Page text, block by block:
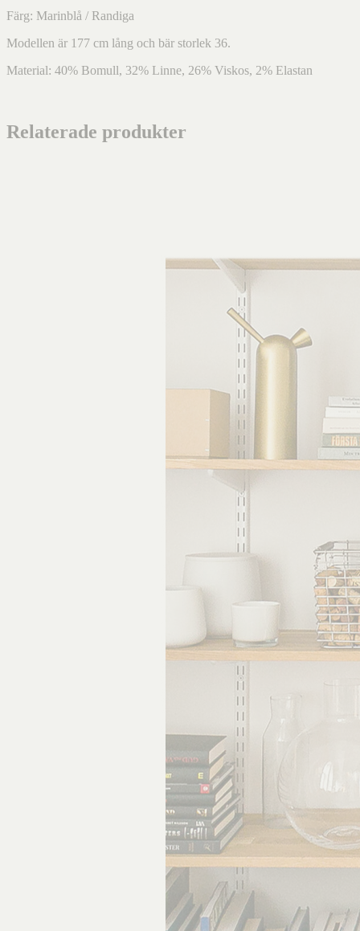
Färg: Marinblå / Randiga
Modellen är 177 cm lång och bär storlek 36.
Material: 40% Bomull, 32% Linne, 26% Viskos, 2% Elastan
Relaterade produkter